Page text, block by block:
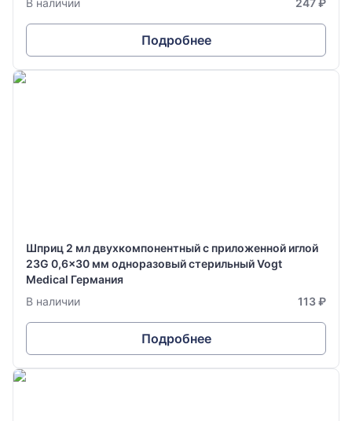
В наличии 247 ₽
Подробнее
Шприц 2 мл двухкомпонентный с приложенной иглой
23G 0,6x30 мм одноразовый стерильный Vogt
Medical Германия
В наличии
113 ₽
Подробнее